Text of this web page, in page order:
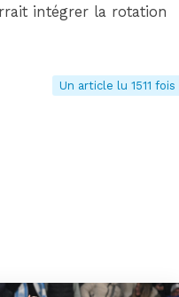
intégrer la rotation
Un article lu 1511 fois